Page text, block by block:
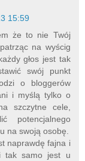
15:59
że to nie Twój
na wyścig
głos jest tak
swój punkt
o bloggerów
i myślą tylko o
szczytne cele,
potencjalnego
na swoją osobę.
naprawdę fajna i
tak samo jest u